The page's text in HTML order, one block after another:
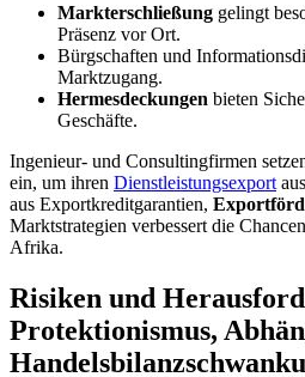
Markterschließung gelingt
Präsenz vor Ort.
Bürgschaften und
Marktzugang.
Hermesdeckungen bieten
Geschäfte.
Ingenieur- und Consultingfirmen
ein, um ihren Dienstleistungsexport
aus Exportkreditgarantien,
Marktstrategien verbessert die
Afrika.
Risiken und
Protektionismus,